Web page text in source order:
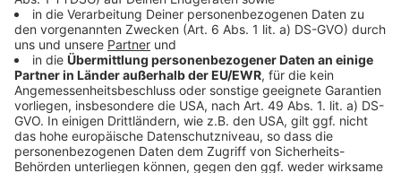
Fahrradparkplatz Opladen: Zahlen nach Probezeit
Anzeige